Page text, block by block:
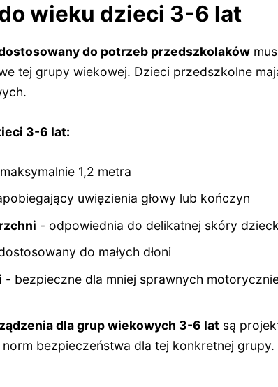
wieku dzieci 3-6 lat
do potrzeb przedszkolaków
tej grupy wiekowej. Dzieci przedszkolne
3-6 lat:
1,2 metra
uwięzienia głowy lub kończyn
- odpowiednia do delikatnej skóry
do małych dłoni
- bezpieczne dla mniej sprawnych
dla grup wiekowych 3-6 lat są
bezpieczeństwa dla tej konkretnej grupy.